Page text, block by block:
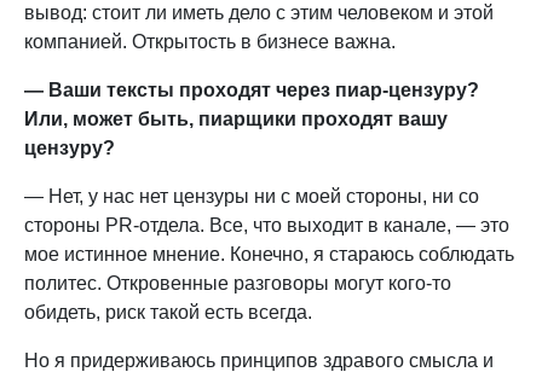
вывод: стоит ли иметь дело с этим человеком и этой
компанией. Открытость в бизнесе важна.
— Ваши тексты проходят через пиар-цензуру?
Или, может быть, пиарщики проходят вашу
цензуру?
— Нет, у нас нет цензуры ни с моей стороны, ни со
стороны PR-отдела. Все, что выходит в канале, — это
мое истинное мнение. Конечно, я стараюсь соблюдать
политес. Откровенные разговоры могут кого-то
обидеть, риск такой есть всегда.
Но я придерживаюсь принципов здравого смысла и